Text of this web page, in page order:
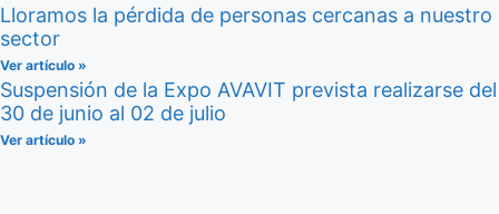
Lloramos la pérdida de personas cercanas a nuestro
sector
Ver artículo »
Suspensión de la Expo AVAVIT prevista realizarse del
30 de junio al 02 de julio
Ver artículo »